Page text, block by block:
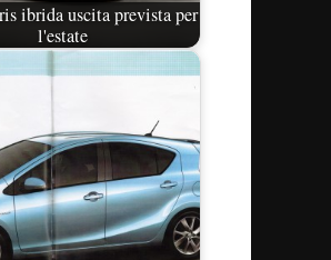
ibrida uscita prevista per
l'estate